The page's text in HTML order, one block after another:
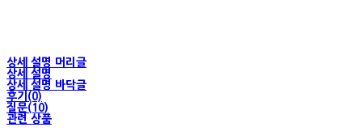
상세 설명 머리글
상세 설명
상세 설명 바닥글
후기(0)
질문(10)
관련 상품